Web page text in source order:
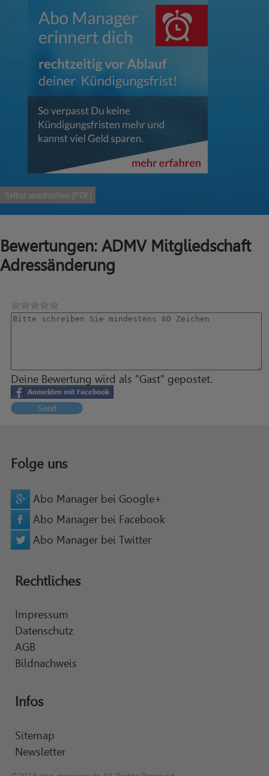
Selbst ausdruchen (PDF)
Bewertungen: ADMV Mitgliedschaft
Adressänderung
Deine Bewertung wird als "Gast" gepostet.
Send
Folge uns
Abo Manager bei Google+
Abo Manager bei Facebook
Abo Manager bei Twitter
Rechtliches
Impressum
Datenschutz
AGB
Bildnachweis
Infos
Sitemap
Newsletter